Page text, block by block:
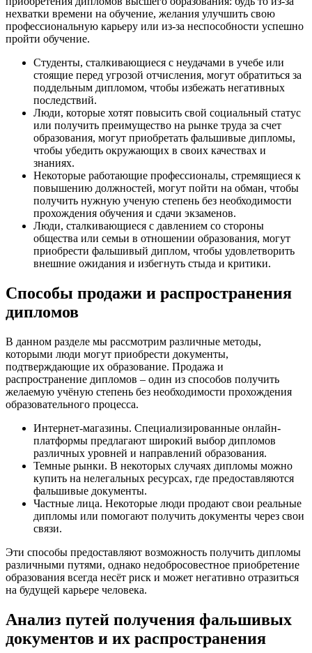
нехватки времени на обучение, желания улучшить свою
профессиональную карьеру или из-за неспособности успешно
пройти обучение.
Студенты, сталкивающиеся с неудачами в учебе или
стоящие перед угрозой отчисления, могут обратиться за
поддельным дипломом, чтобы избежать негативных
последствий.
Люди, которые хотят повысить свой социальный статус
или получить преимущество на рынке труда за счет
образования, могут приобретать фальшивые дипломы,
чтобы убедить окружающих в своих качествах и
знаниях.
Некоторые работающие профессионалы, стремящиеся к
повышению должностей, могут пойти на обман, чтобы
получить нужную ученую степень без необходимости
прохождения обучения и сдачи экзаменов.
Люди, сталкивающиеся с давлением со стороны
общества или семьи в отношении образования, могут
приобрести фальшивый диплом, чтобы удовлетворить
внешние ожидания и избегнуть стыда и критики.
Способы продажи и распространения
дипломов
В данном разделе мы рассмотрим различные методы,
которыми люди могут приобрести документы,
подтверждающие их образование. Продажа и
распространение дипломов – один из способов получить
желаемую учёную степень без необходимости прохождения
образовательного процесса.
Интернет-магазины. Специализированные онлайн-
платформы предлагают широкий выбор дипломов
различных уровней и направлений образования.
Темные рынки. В некоторых случаях дипломы можно
купить на нелегальных ресурсах, где предоставляются
фальшивые документы.
Частные лица. Некоторые люди продают свои реальные
дипломы или помогают получить документы через свои
связи.
Эти способы предоставляют возможность получить дипломы
различными путями, однако недобросовестное приобретение
образования всегда несёт риск и может негативно отразиться
на будущей карьере человека.
Анализ путей получения фальшивых
документов и их распространения